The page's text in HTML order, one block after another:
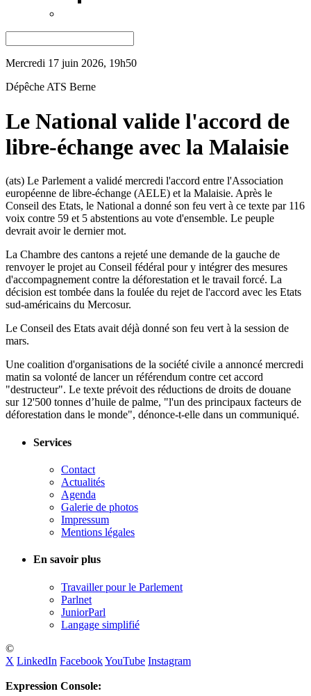
Mercredi 17 juin 2026, 19h50
Dépêche ATS Berne
Le National valide l'accord de
libre-échange avec la Malaisie
(ats) Le Parlement a validé mercredi l'accord entre l'Association
européenne de libre-échange (AELE) et la Malaisie. Après le
Conseil des Etats, le National a donné son feu vert à ce texte par 116
voix contre 59 et 5 abstentions au vote d'ensemble. Le peuple
devrait avoir le dernier mot.
La Chambre des cantons a rejeté une demande de la gauche de
renvoyer le projet au Conseil fédéral pour y intégrer des mesures
d'accompagnement contre la déforestation et le travail forcé. La
décision est tombée dans la foulée du rejet de l'accord avec les Etats
sud-américains du Mercosur.
Le Conseil des Etats avait déjà donné son feu vert à la session de
mars.
Une coalition d'organisations de la société civile a annoncé mercredi
matin sa volonté de lancer un référendum contre cet accord
"destructeur". Le texte prévoit des réductions de droits de douane
sur 12'500 tonnes d’huile de palme, "l'un des principaux facteurs de
déforestation dans le monde", dénonce-t-elle dans un communiqué.
Services
Contact
Actualités
Agenda
Galerie de photos
Impressum
Mentions légales
En savoir plus
Travailler pour le Parlement
Parlnet
JuniorParl
Langage simplifié
©
X LinkedIn FacebookYouTube Instagram
Expression Console: